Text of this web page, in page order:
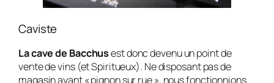
Caviste
La cave de Bacchusest donc devenu un point de
vente de vins (et Spiritueux). Ne disposant pas de
magasin ayant « pignon sur rue », nous fonctionnions